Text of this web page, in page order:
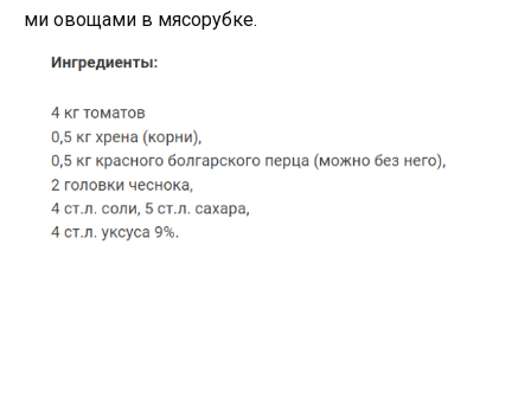
ми овощами в мясорубке.